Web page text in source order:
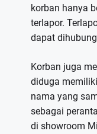
korban hanya
terlapor.
dapat
Korban juga
diduga
nama yang
sebagai
di showroom